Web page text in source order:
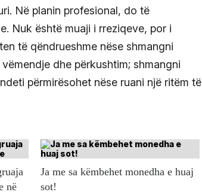
Në planin profesional, do të
Nuk është muaji i rreziqeve, por i
të qëndrueshme nëse shmangni
dhe përkushtim; shmangni
përmirësohet nëse ruani një ritëm të
në
Ja me sa këmbehet monedha e huaj
sot!